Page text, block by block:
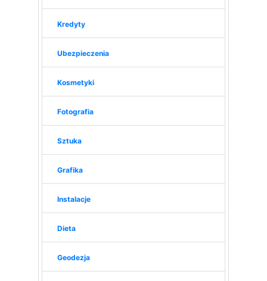
Kredyty
Ubezpieczenia
Kosmetyki
Fotografia
Sztuka
Grafika
Instalacje
Dieta
Geodezja